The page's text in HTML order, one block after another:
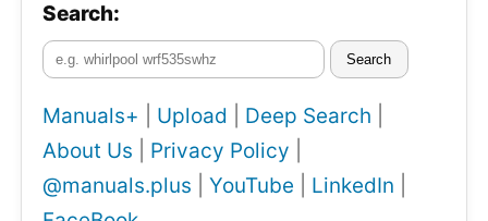
Search:
Search
Manuals+ Upload Deep Search
About Us
Privacy Policy
@manuals.plus
YouTube LinkedIn